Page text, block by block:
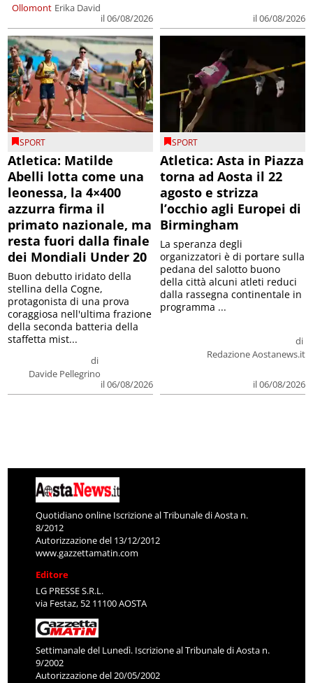
Ollomont Erika David
il 06/08/2026
il 06/08/2026
SPORT
Atletica: Matilde
Abelli lotta come una
leonessa, la 4×400
azzurra firma il
primato nazionale, ma
resta fuori dalla finale
dei Mondiali Under 20
di
Davide Pellegrino
il 06/08/2026
Buon debutto iridato della
stellina della Cogne,
protagonista di una prova
coraggiosa nell'ultima frazione
della seconda batteria della
staffetta mist...
SPORT
Atletica: Asta in Piazza
torna ad Aosta il 22
agosto e strizza
l’occhio agli Europei di
Birmingham
di
Redazione Aostanews.it
il 06/08/2026
La speranza degli
organizzatori è di portare sulla
pedana del salotto buono
della città alcuni atleti reduci
dalla rassegna continentale in
programma ...
Quotidiano online Iscrizione al Tribunale di Aosta n.
8/2012
Autorizzazione del 13/12/2012
www.gazzettamatin.com
Editore
LG PRESSE S.R.L.
via Festaz, 52 11100 AOSTA
Settimanale del Lunedì. Iscrizione al Tribunale di Aosta n.
9/2002
Autorizzazione del 20/05/2002